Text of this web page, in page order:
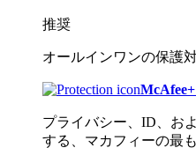
推奨
オールインワンの保護
McAfee+
プライバシー、ID、お
する、マカフィーの最